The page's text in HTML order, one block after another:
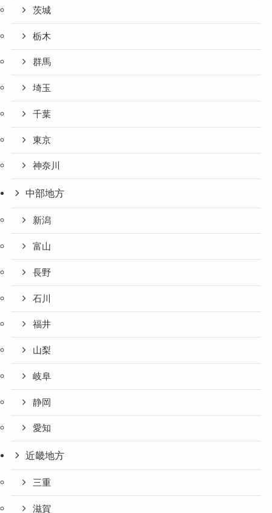
茨城
栃木
群馬
埼玉
千葉
東京
神奈川
中部地方
新潟
富山
長野
石川
福井
山梨
岐阜
静岡
愛知
近畿地方
三重
滋賀